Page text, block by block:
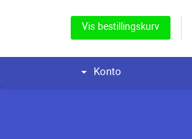
Vis bestillingskurv
Konto